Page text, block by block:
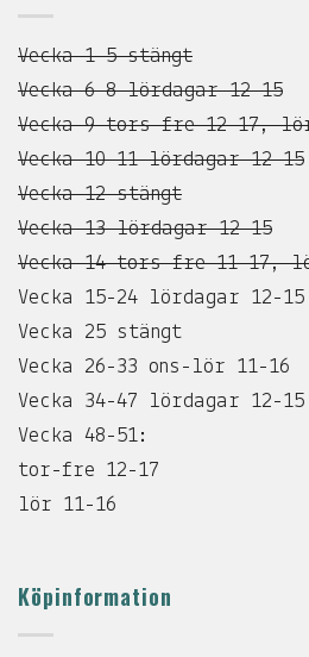
Vecka 1-5 stängt
Vecka 6-8 lördagar 12-15
Vecka 9 tors-fre 12-17,
Vecka 10-11 lördagar 12-15
Vecka 12 stängt
Vecka 13 lördagar 12-15
Vecka 14 tors-fre 11-17,
Vecka 15-24 lördagar 12-15
Vecka 25 stängt
Vecka 26-33 ons-lör 11-16
Vecka 34-47 lördagar 12-15
Vecka 48-51:
tor-fre 12-17
lör 11-16
Köpinformation